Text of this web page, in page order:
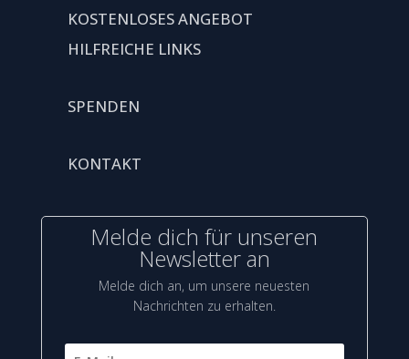
KOSTENLOSES ANGEBOT
HILFREICHE LINKS
SPENDEN
KONTAKT
Melde dich für unseren
Newsletter an
Melde dich an, um unsere neuesten
Nachrichten zu erhalten.